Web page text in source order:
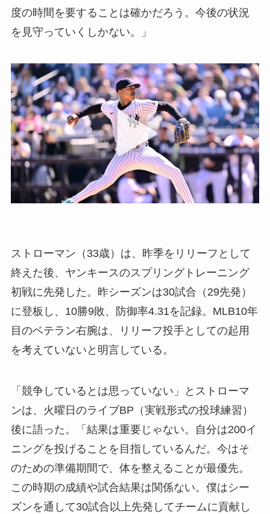
度の時間を要することは確かだろう。今後の状況
を見守っていくしかない。」
ストローマン（33歳）は、昨季をリリーフとして
終えた後、ヤンキースのスプリングトレーニング
初戦に先発した。昨シーズンは30試合（29先発）
に登板し、10勝9敗、防御率4.31を記録。MLB10年
目のベテラン右腕は、リリーフ投手としての起用
を考えていないと明言している。
「競争しているとは思っていない」とストローマ
ンは、火曜日のライブBP（実戦形式の投球練習）
後に語った。「結果は重要じゃない。自分は200イ
ニングを投げることを目指しているんだ。今はそ
のための準備期間で、体を整えることが最優先。
この時期の成績や試合結果は関係ない。僕はシー
ズンを通して30試合以上先発してチームに貢献し